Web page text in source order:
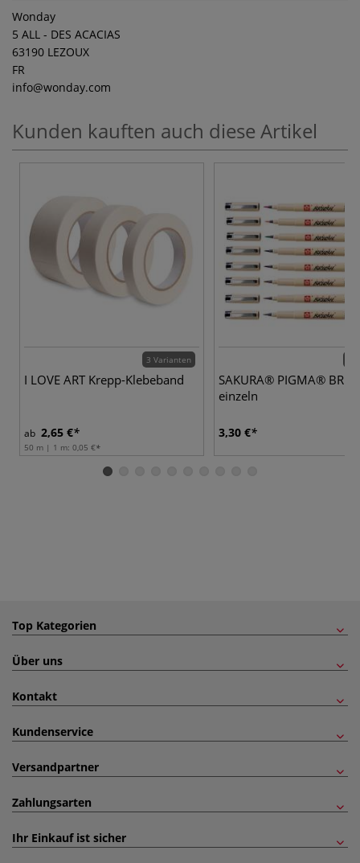
Wonday
5 ALL - DES ACACIAS
63190 LEZOUX
FR
info@wonday.com
Kunden kauften auch diese Artikel
3 Varianten
I LOVE ART Krepp-Klebeband
ab 2,65 €
50 m | 1 m: 0,05 €
SAKURA® PIGMA®
einzeln
3,30 €
Top Kategorien
Über uns
Kontakt
Kundenservice
Versandpartner
Zahlungsarten
Ihr Einkauf ist sicher